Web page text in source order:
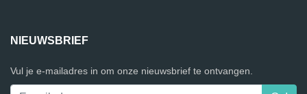
NIEUWSBRIEF
Vul je e-mailadres in om onze nieuwsbrief te ontvangen.